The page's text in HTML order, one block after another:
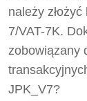
należy
7/VAT-7K.
zobowiązany
JPK_V7?